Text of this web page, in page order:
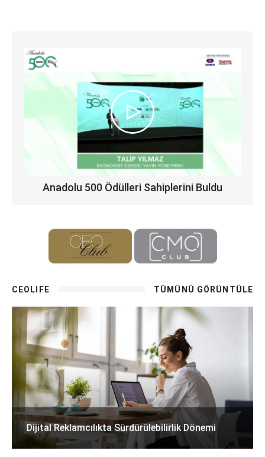
Anadolu 500 Ödülleri Sahiplerini Buldu
CEOLIFE TÜMÜNÜ GÖRÜNTÜLE
Dijital Reklamcılıkta Sürdürülebilirlik Dönemi